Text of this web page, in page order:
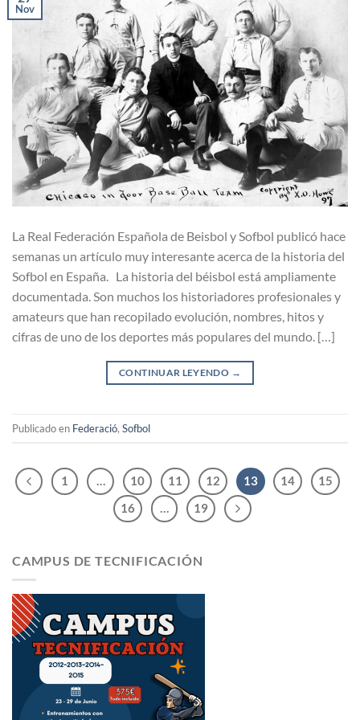
Nov
La Real Federación Española de Beisbol y Sofbol publicó hace
semanas un artículo muy interesante acerca de la historia del
Sofbol en España. La historia del béisbol está ampliamente
documentada. Son muchos los historiadores profesionales y
amateurs que han recopilado evolución, nombres, hitos y
cifras de uno de los deportes más populares del mundo. […]
CONTINUAR LEYENDO →
Publicado en Federació, Sofbol
1 … 10 11 12 13 14
15
16
… 19
CAMPUS DE TECNIFICACIÓN